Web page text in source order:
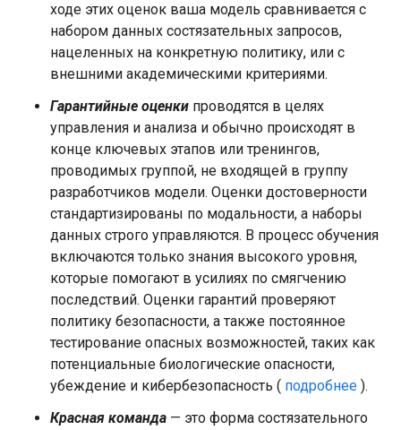
ходе этих оценок ваша модель сравнивается с
набором данных состязательных запросов,
нацеленных на конкретную политику, или с
внешними академическими критериями.
Гарантийные оценки проводятся в целях
управления и анализа и обычно происходят в
конце ключевых этапов или тренингов,
проводимых группой, не входящей в группу
разработчиков модели. Оценки достоверности
стандартизированы по модальности, а наборы
данных строго управляются. В процесс обучения
включаются только знания высокого уровня,
которые помогают в усилиях по смягчению
последствий. Оценки гарантий проверяют
политику безопасности, а также постоянное
тестирование опасных возможностей, таких как
потенциальные биологические опасности,
убеждение и кибербезопасность ( подробнее ).
Красная команда — это форма состязательного